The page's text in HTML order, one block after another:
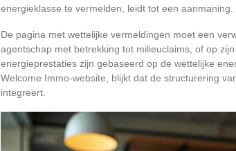
energieklasse te vermelden, leidt tot een aanmaning.
De pagina met wettelijke vermeldingen moet een
agentschap met betrekking tot milieuclaims, of op
energieprestaties zijn gebaseerd op de wettelijke
Welcome Immo-website, blijkt dat de structurering
integreert.